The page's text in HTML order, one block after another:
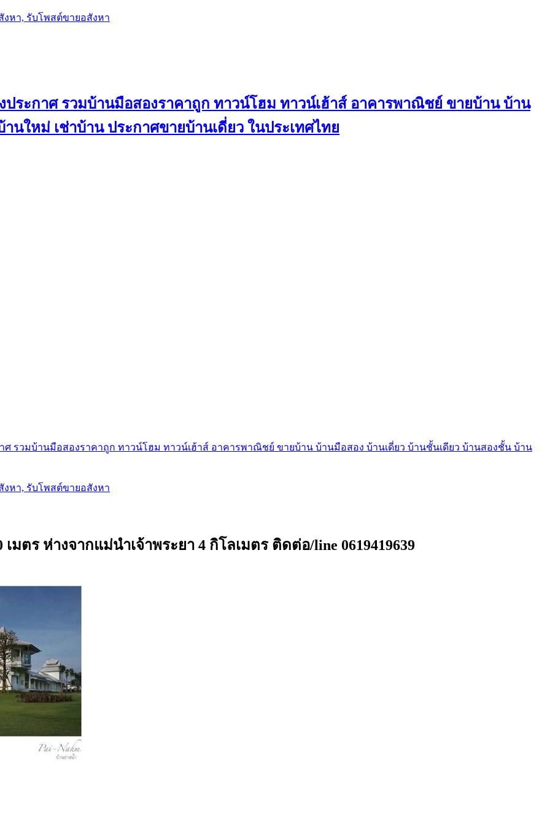
งหา, รับโพสต์ขายอสังหา
ประกาศ รวมบ้านมือสองราคาถูก ทาวน์โฮม ทาวน์เฮ้าส์ อาคารพาณิชย์ ขายบ้าน บ้าน
นใหม่ เช่าบ้าน ประกาศขายบ้านเดี่ยว ในประเทศไทย
ศ รวมบ้านมือสองราคาถูก ทาวน์โฮม ทาวน์เฮ้าส์ อาคารพาณิชย์ ขายบ้าน บ้านมือสอง บ้านเดี่ยว บ้านชั้นเดียว บ้านสองชั้น บ้าน
งหา, รับโพสต์ขายอสังหา
ตร ห่างจากแม่นำเจ้าพระยา 4 กิโลเมตร ติดต่อ/line 0619419639